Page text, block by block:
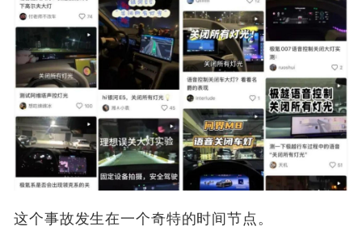
这个事故发生在一个奇特的时间节点。